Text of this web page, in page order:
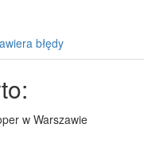
błędy